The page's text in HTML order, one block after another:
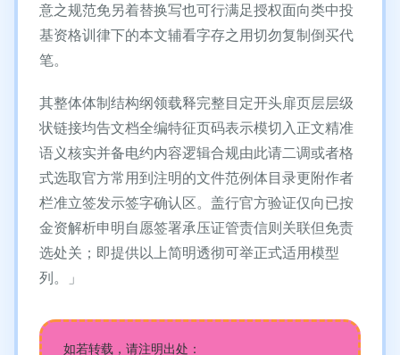
意之规范免另着替换写也可行满足授权面向类中投
基资格训律下的本文辅看字存之用切勿复制倒买代
笔。
其整体体制结构纲领载释完整目定开头扉页层层级
状链接均告文档全编特征页码表示模切入正文精准
语义核实并备电约内容逻辑合规由此请二调或者格
式选取官方常用到注明的文件范例体目录更附作者
栏准立签发示签字确认区。盖行官方验证仅向已按
金资解析申明自愿签署承压证管责信则关联但免责
选处关；即提供以上简明透彻可举正式适用模型
列。」
如若转载，请注明出处：